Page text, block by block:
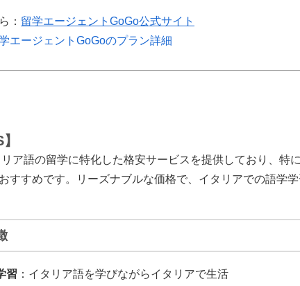
： 留学エージェントGoGo公式サイト
エージェントGoGoのプラン詳細
リア語の留学に特化した格安サービスを提供しており、特
すすめです。リーズナブルな価格で、イタリアでの語学学
習 ：イタリア語を学びながらイタリアで生活